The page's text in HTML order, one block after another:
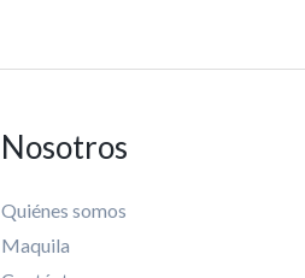
Nosotros
Quiénes somos
Maquila